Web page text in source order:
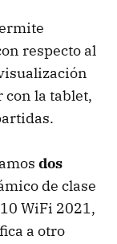
respecto al
con la tablet,
dos
de clase
WiFi 2021,
a otro